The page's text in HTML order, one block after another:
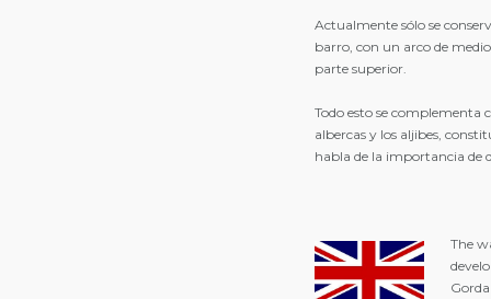
Actualmente sólo se
barro, con un arco de
parte superior.
Todo esto se complementa
albercas y los aljibes,
habla de la importancia de
The